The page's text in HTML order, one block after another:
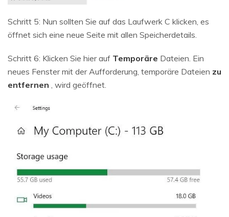
Schritt 5: Nun sollten Sie auf das Laufwerk C klicken, es
öffnet sich eine neue Seite mit allen Speicherdetails.
Schritt 6: Klicken Sie hier auf Temporäre Dateien. Ein
neues Fenster mit der Aufforderung, temporäre Dateien zu
entfernen , wird geöffnet.